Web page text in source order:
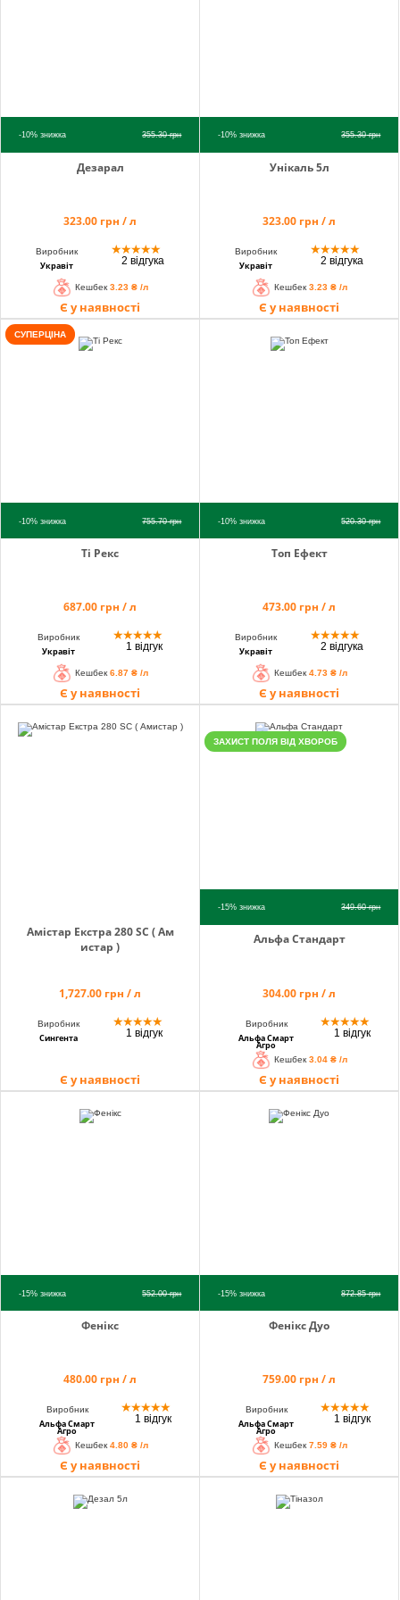
-10%знижка 355.30грн
Дезарал
323.00 грн / л
Виробник
Укравіт
★★★★★
2 відгука
Кешбек 3.23 ₴ /л
Є у наявності
-10%знижка 355.30грн
Унікаль 5л
323.00 грн / л
Виробник
Укравіт
★★★★★
2 відгука
Кешбек 3.23 ₴ /л
Є у наявності
СУПЕРЦІНА
-10%знижка 755.70грн
Ті Рекс
687.00 грн / л
Виробник
Укравіт
★★★★★
1 відгук
Кешбек 6.87 ₴ /л
Є у наявності
-10%знижка 520.30грн
Топ Ефект
473.00 грн / л
Виробник
Укравіт
★★★★★
2 відгука
Кешбек 4.73 ₴ /л
Є у наявності
Амістар Екстра 280 SC ( Ам
истар )
1,727.00 грн / л
Виробник
Сингента
★★★★★
1 відгук
Є у наявності
ЗАХИСТ ПОЛЯ ВІД ХВОРОБ
-15%знижка 349.60грн
Альфа Стандарт
304.00 грн / л
Виробник
Альфа Смарт
Агро
★★★★★
1 відгук
Кешбек 3.04 ₴ /л
Є у наявності
-15%знижка 552.00грн
Фенікс
480.00 грн / л
Виробник
Альфа Смарт
Агро
★★★★★
1 відгук
Кешбек 4.80 ₴ /л
Є у наявності
-15%знижка 872.85грн
Фенікс Дуо
759.00 грн / л
Виробник
Альфа Смарт
Агро
★★★★★
1 відгук
Кешбек 7.59 ₴ /л
Є у наявності